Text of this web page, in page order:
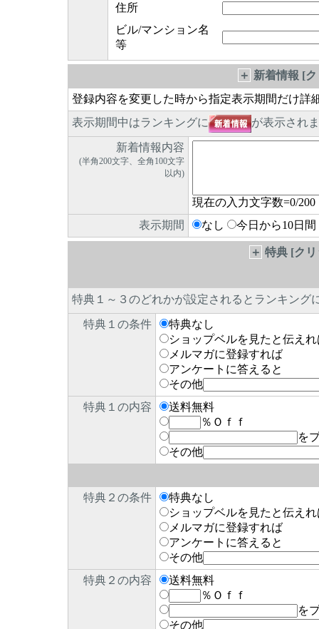
住所
ビル/マンション名
等
＋ 新着情報 [
登録内容を変更した時から指定表示期間だけ詳
表示期間中はランキングに
が表示され
新着情報内容
(半角200文字、全角100文字
以内)
現在の入力文字数=0/200
表示期間
なし 今日から10日間
＋ 特典 [ク
特典１～３のどれかが設定されるとランキング
特典１の条件
特典なし
ショップベルを見たと伝えれ
メルマガに登録すれば
アンケートに答えると
その他
特典１の内容
送料無料
％Ｏｆｆ
を
その他
特典２の条件
特典なし
ショップベルを見たと伝えれ
メルマガに登録すれば
アンケートに答えると
その他
特典２の内容
送料無料
％Ｏｆｆ
を
その他